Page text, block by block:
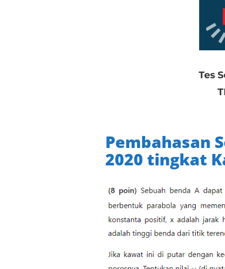
Tes
Pembahasan
2020 tingkat